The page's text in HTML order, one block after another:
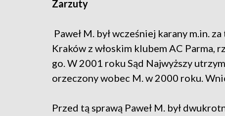
Zarzuty
Paweł M. był wcześniej karany m.in.
Kraków z włoskim klubem AC Parma,
go. W 2001 roku Sąd Najwyższy
orzeczony wobec M. w 2000 roku.
Przed tą sprawą Paweł M. był